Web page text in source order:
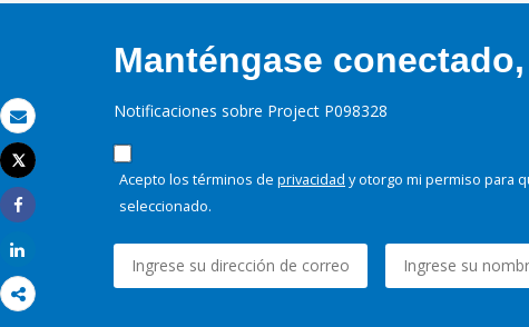
Correo electrónico
Imprimir
Tweet
Share
Manténgase
Notificaciones sobre Project P098328
Acepto los términos de privacidad y otorgo mi permiso para
seleccionado.